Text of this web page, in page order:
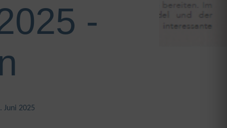
-
Juni 2025